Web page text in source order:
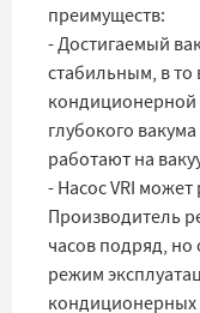
преимуществ:
- Достигаемый
стабильным, в то
кондиционерной
глубокого
работают на
- Насос VRI
Производитель
часов подряд, но
режим
кондиционерных